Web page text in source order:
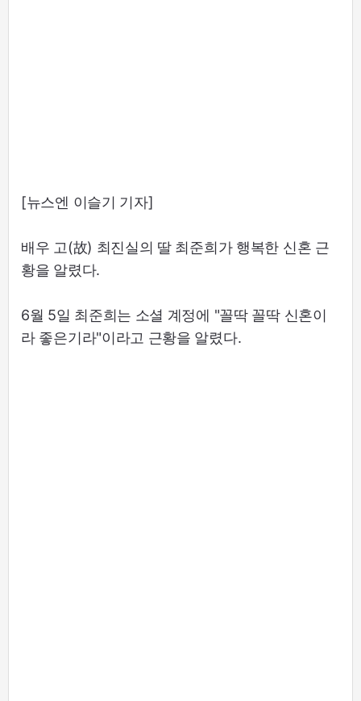
[뉴스엔 이슬기 기자]
배우 고(故) 최진실의 딸 최준희가 행복한 신혼 근
황을 알렸다.
6월 5일 최준희는 소셜 계정에 "꼴딱 꼴딱 신혼이
라 좋은기라"이라고 근황을 알렸다.